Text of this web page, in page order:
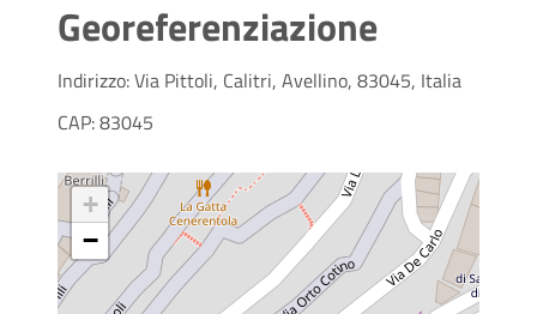
Georeferenziazione
Indirizzo: Via Pittoli, Calitri, Avellino, 83045, Italia
CAP: 83045
+
−